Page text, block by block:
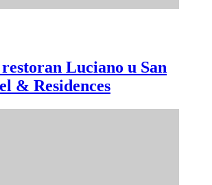
Luciano u San
& Residences